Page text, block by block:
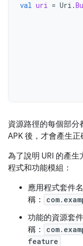
val uri = Uri .
資源路徑的每個部分
APK 後，才會產生正
為了說明 URI 的產
程式和功能模組：
應用程式套件名
稱：
功能的資源套
稱：
feature